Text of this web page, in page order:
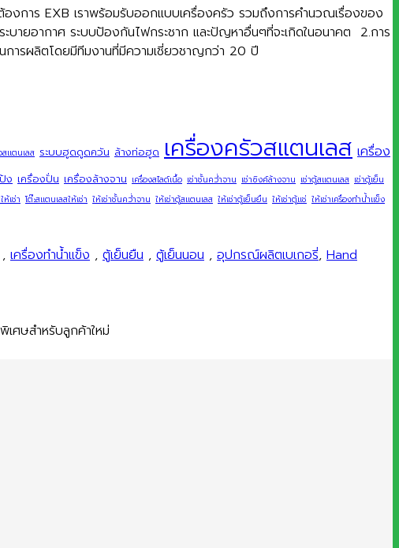
งการ EXB เราพร้อมรับออกแบบเครื่องครัว รวมถึงการคำนวณเรื่องของ
บายอากาศ ระบบป้องกันไฟกระชาก และปัญหาอื่นๆที่จะเกิดในอนาคต 2.การ
การผลิตโดยมีทีมงานที่มีความเชี่ยวชาญกว่า 20 ปี
สแตนเลส ระบบฮูดดูดควัน ล้างท่อฮูด เครื่องครัวสแตนเลส เครื่อง
ง เครื่องปั่น เครื่องล้างจาน เครื่องสไลด์เนื้อ เช่าชั้นคว่ำจาน เช่าซิงค์ล้างจาน เช่าตู้สแตนเลส เช่าตู้เย็น
ห้เช่า โต๊ะสแตนเลสให้เช่า ให้เช่าชั้นคว่ำจาน ให้เช่าตู้สแตนเลส ให้เช่าตู้เย็นยืน ให้เช่าตู้แช่ ให้เช่าเครื่องทำน้ำแข็ง
, เครื่องทำน้ำแข็ง , ตู้เย็นยืน , ตู้เย็นนอน , อุปกรณ์ผลิตเบเกอรี่, Hand
ศษสำหรับลูกค้าใหม่